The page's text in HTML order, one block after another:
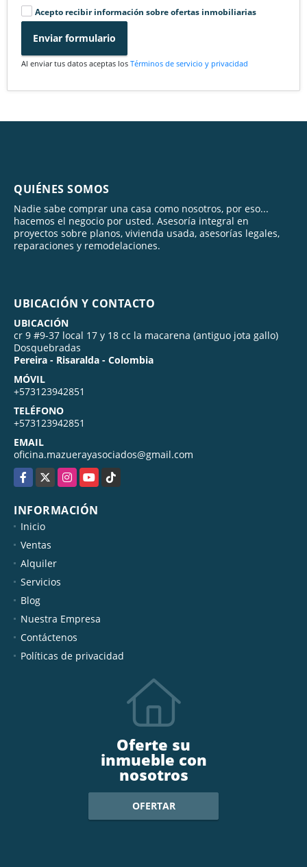
Acepto recibir información sobre ofertas inmobiliarias
Enviar formulario
Al enviar tus datos aceptas los Términos de servicio y privacidad
QUIÉNES SOMOS
Nadie sabe comprar una casa como nosotros, por eso...
hacemos el negocio por usted. Asesoría integral en
proyectos sobre planos, vivienda usada, asesorías legales,
reparaciones y remodelaciones.
UBICACIÓN Y CONTACTO
UBICACIÓN
cr 9 #9-37 local 17 y 18 cc la macarena (antiguo jota gallo)
Dosquebradas
Pereira - Risaralda - Colombia
MÓVIL
+573123942851
TELÉFONO
+573123942851
EMAIL
oficina.mazuerayasociados@gmail.com
Facebook
X InstagramYouTubeTikTok
INFORMACIÓN
Inicio
Ventas
Alquiler
Servicios
Blog
Nuestra Empresa
Contáctenos
Políticas de privacidad
Oferte su
inmueble con
nosotros
OFERTAR